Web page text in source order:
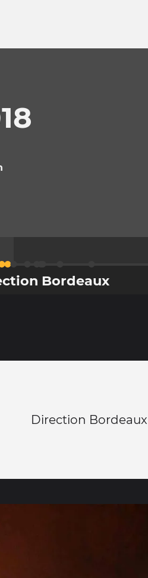
Bordeaux
Direction Bordeaux